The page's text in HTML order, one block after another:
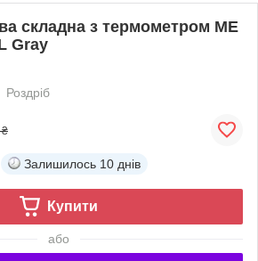
складна з термометром ME
Gray
Роздріб
₴
Залишилось 10 днів
Купити
або